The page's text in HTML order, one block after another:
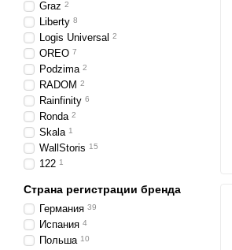
Graz 2
Liberty 8
Logis Universal 2
OREO 7
Podzima 2
RADOM 2
Rainfinity 6
Ronda 2
Skala 1
WallStoris 15
122 1
Страна регистрации бренда
Германия 39
Испания 4
Польша 10